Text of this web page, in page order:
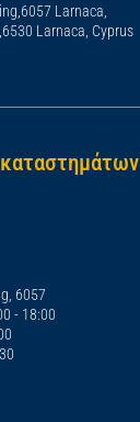
Larnaca,
Larnaca, Cyprus
6057
- 18:00